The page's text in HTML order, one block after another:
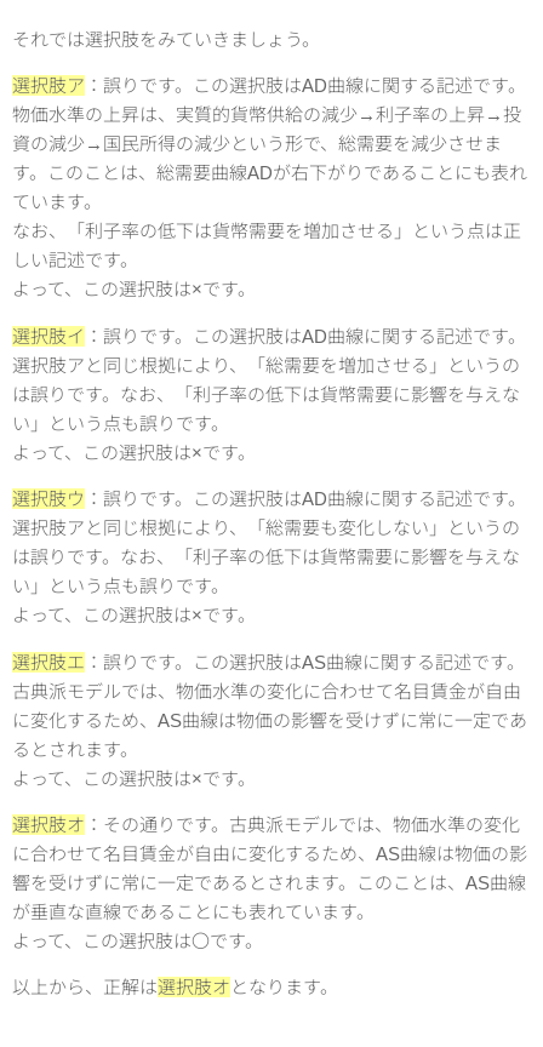
それでは選択肢をみていきましょう。
選択肢ア ：誤りです。この選択肢はAD曲線に関する記述です。
物価水準の上昇は、実質的貨幣供給の減少→利子率の上昇→投
資の減少→国民所得の減少という形で、総需要を減少させま
す。このことは、総需要曲線ADが右下がりであることにも表れ
ています。
なお、「利子率の低下は貨幣需要を増加させる」という点は正
しい記述です。
よって、この選択肢は×です。
選択肢イ ：誤りです。この選択肢はAD曲線に関する記述です。
選択肢アと同じ根拠により、「総需要を増加させる」というの
は誤りです。なお、「利子率の低下は貨幣需要に影響を与えな
い」という点も誤りです。
よって、この選択肢は×です。
選択肢ウ ：誤りです。この選択肢はAD曲線に関する記述です。
選択肢アと同じ根拠により、「総需要も変化しない」というの
は誤りです。なお、「利子率の低下は貨幣需要に影響を与えな
い」という点も誤りです。
よって、この選択肢は×です。
選択肢エ ：誤りです。この選択肢はAS曲線に関する記述です。
古典派モデルでは、物価水準の変化に合わせて名目賃金が自由
に変化するため、AS曲線は物価の影響を受けずに常に一定であ
るとされます。
よって、この選択肢は×です。
選択肢オ ：その通りです。古典派モデルでは、物価水準の変化
に合わせて名目賃金が自由に変化するため、AS曲線は物価の影
響を受けずに常に一定であるとされます。このことは、AS曲線
が垂直な直線であることにも表れています。
よって、この選択肢は〇です。
以上から、正解は選択肢オ となります。